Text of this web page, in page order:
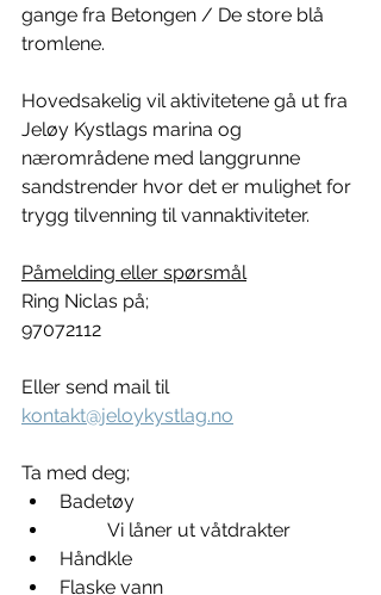
gange fra Betongen / De store blå
tromlene.
Hovedsakelig vil aktivitetene gå ut fra
Jeløy Kystlags marina og
nærområdene med langgrunne
sandstrender hvor det er mulighet for
trygg tilvenning til vannaktiviteter.
Påmelding eller spørsmål
Ring Niclas på;
97072112
Eller send mail til
kontakt@jeloykystlag.no
Ta med deg;
Badetøy
	Vi låner ut våtdrakter
Håndkle
Flaske vann